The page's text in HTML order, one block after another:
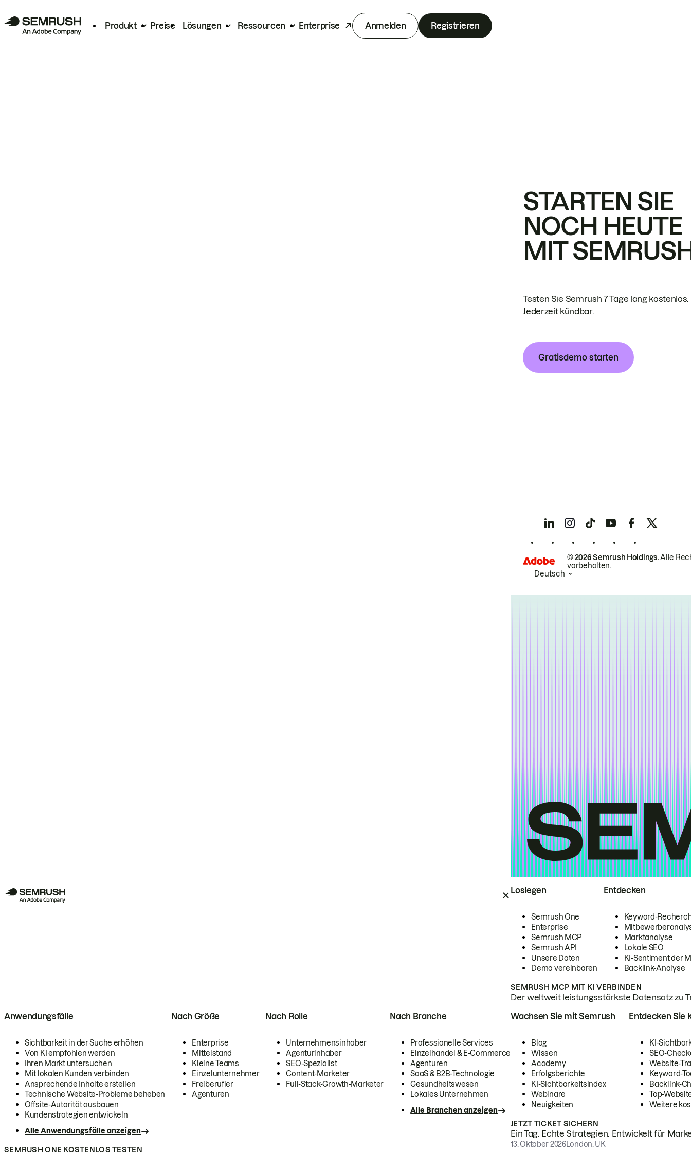
Produkt Preise Lösungen Ressourcen Enterprise Anmelden Registrieren
Loslegen
Semrush One
Enterprise
Semrush MCP
Semrush API
Unsere Daten
Demo vereinbaren
Entdecken
Keyword-
Marktanalyse
Lokale SEO
KI-Sentiment der
Backlink-Analyse
SEMRUSH MCP MIT KI VERBINDEN
Der weltweit leistungsstärkste Datensatz zu
Anwendungsfälle
Sichtbarkeit in der Suche erhöhen
Von KI empfohlen werden
Ihren Markt untersuchen
Mit lokalen Kunden verbinden
Ansprechende Inhalte erstellen
Technische Website-Probleme beheben
Offsite-Autorität ausbauen
Kundenstrategien entwickeln
Alle Anwendungsfälle anzeigen
Nach Größe
Enterprise
Mittelstand
Kleine Teams
Einzelunternehmer
Freiberufler
Agenturen
Nach Rolle
Unternehmensinhaber
Agenturinhaber
SEO-Spezialist
Content-Marketer
Full-Stack-Growth-Marketer
Nach Branche
Professionelle Services
Einzelhandel & E-Commerce
Agenturen
SaaS & B2B-Technologie
Gesundheitswesen
Lokales Unternehmen
Alle Branchen anzeigen
SEMRUSH ONE KOSTENLOS TESTEN
Wachsen Sie mit Semrush
Blog
Wissen
Academy
Erfolgsberichte
KI-Sichtbarkeitsindex
Webinare
Neuigkeiten
Entdecken Sie
KI-
SEO-
Website-
Keyword-
Backlink-
Top-
Weitere
JETZT TICKET SICHERN
Ein Tag. Echte Strategien. Entwickelt für
13. Oktober 2026London, UK
STARTEN SIE
NOCH HEUTE
MIT
Testen Sie Semrush 7 Tage lang kostenlos.
Jederzeit kündbar.
Gratisdemo starten
© 2026 Semrush Holdings.Alle
vorbehalten.
Deutsch